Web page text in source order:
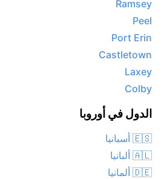
Ramsey
Peel
Port Erin
Castletown
Laxey
Colby
الدول في أوروبا
🇪🇸 أسبانيا
🇦🇱 ألبانيا
🇩🇪 ألمانيا